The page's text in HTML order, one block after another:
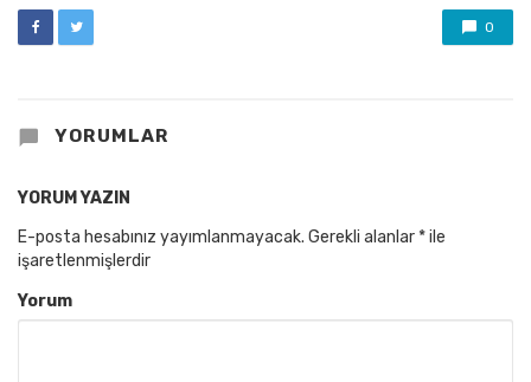
0
YORUMLAR
YORUM YAZIN
E-posta hesabınız yayımlanmayacak. Gerekli alanlar *ile
işaretlenmişlerdir
Yorum